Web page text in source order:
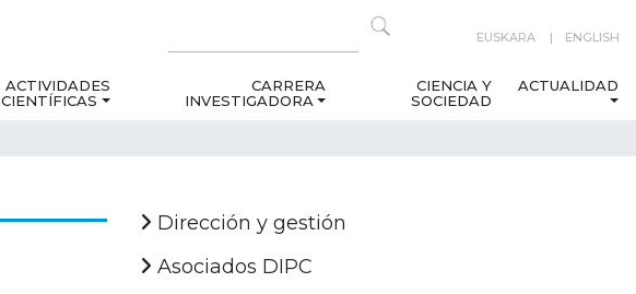
EUSKARA ENGLISH
ACTIVIDADES
CIENTÍFICAS
CARRERA
INVESTIGADORA
CIENCIA Y
SOCIEDAD
ACTUALIDAD
Dirección y gestión
Asociados DIPC